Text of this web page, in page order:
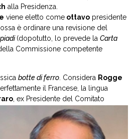
alla Presidenza.
viene eletto come ottavo presidente
è ordinare una revisione del
(dopotutto, lo prevede la Carta
Commissione competente
botte di ferro. Considera Rogge
il Francese, la lingua
, ex Presidente del Comitato